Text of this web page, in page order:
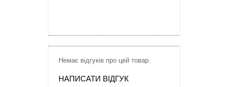
Немає відгуків про цей товар.
НАПИСАТИ ВІДГУК